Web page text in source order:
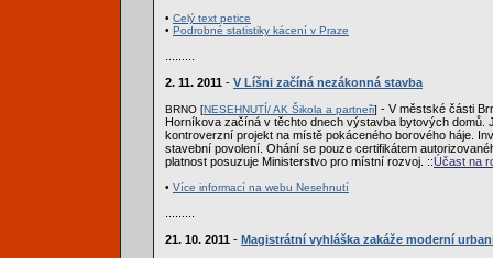
• Celý text petice
• Podrobné statistiky kácení v Praze
2. 11. 2011 - V Líšni začíná nezákonná stavba
BRNO [NESEHNUTÍ/ AK Šikola a partneři] - V městské části
Horníkova začíná v těchto dnech výstavba bytových domů.
kontroverzní projekt na místě pokáceného borového háje.
stavební povolení. Ohání se pouze certifikátem
platnost posuzuje Ministerstvo pro místní rozvoj. ::Účast na
• Více informací na webu Nesehnutí
21. 10. 2011 - Magistrátní vyhláška zakáže moderní